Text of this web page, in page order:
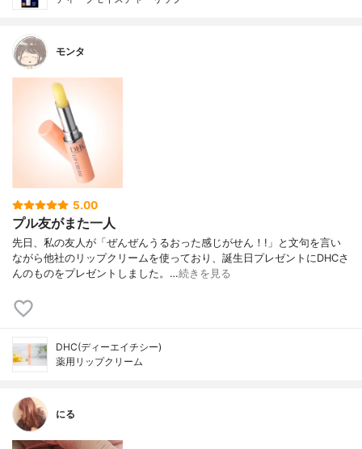
モンタ
5.00
プル友がまた一人
先日、私の友人が「ぜんぜんうるおった感じがせん！!」と文句を言い
ながら他社のリップクリームを使っており、誕生日プレゼントにDHCさ
んのものをプレゼントしました。…続きを見る
DHC(ディーエイチシー)
薬用リップクリーム
にる